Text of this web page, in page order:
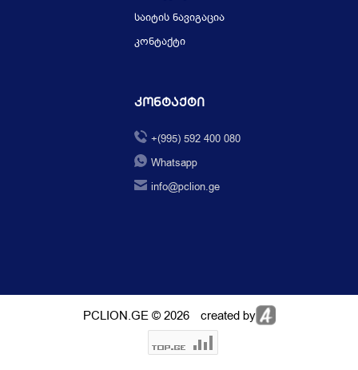
საიტის ნავიგაცია
კონტაქტი
Კონტაქტი
+(995) 592 400 080
Whatsapp
info@pclion.ge
PCLION.GE © 2026 created by